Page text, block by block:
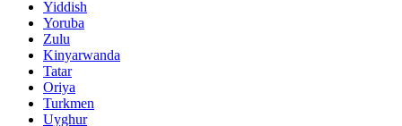
Yiddish
Yoruba
Zulu
Kinyarwanda
Tatar
Oriya
Turkmen
Uyghur